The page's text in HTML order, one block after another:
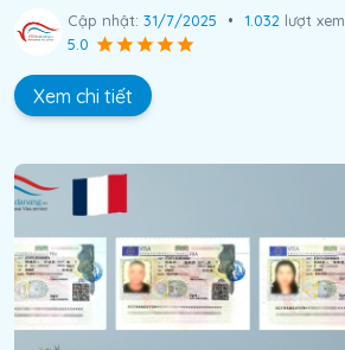
Cập nhật: 31/7/2025 • 1.032 lượt xem
5.0
Xem chi tiết